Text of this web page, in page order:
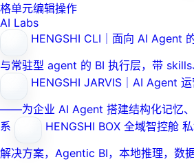
格单元编辑操作
AI Labs
HENGSHI CLI｜面向 AI Agent
与常驻型 agent 的 BI 执行层，带
HENGSHI JARVIS｜AI Agent
——为企业 AI Agent 搭建结构化记忆
系
HENGSHI BOX 全域智控舱
解决方案，Agentic BI，本地推理，数